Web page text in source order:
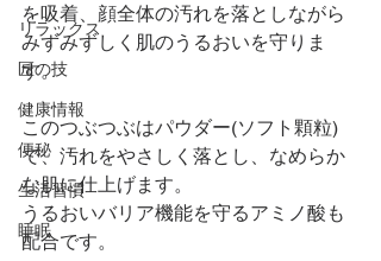
リラックス
匠の技
健康情報
便秘
生活習慣
睡眠
を吸着、顔全体の汚れを落としながら
みずみずしく肌のうるおいを守りま
す。
このつぶつぶはパウダー(ソフト顆粒)
で、汚れをやさしく落とし、なめらか
な肌に仕上げます。
うるおいバリア機能を守るアミノ酸も
配合です。